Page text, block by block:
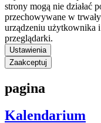
strony mogą nie działać
przechowywane w
urządzeniu użytkownika
przeglądarki.
Ustawienia
Zaakceptuj
pagina
Kalendarium